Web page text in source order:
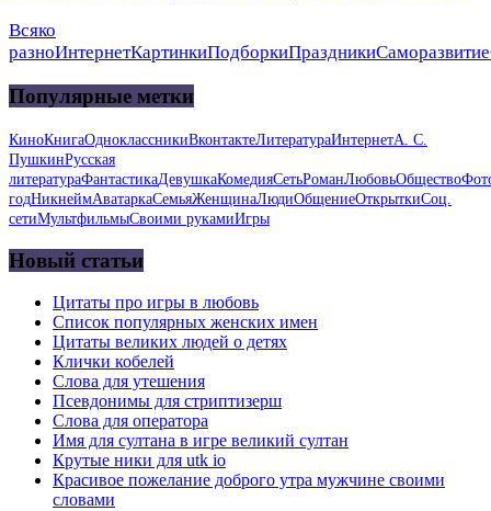
Всяко
разноИнтернетКартинкиПодборкиПраздникиСаморазвитие
Популярные метки
КиноКнигаОдноклассникиВконтактеЛитератураИнтернетА. С.
ПушкинРусская
литератураФантастикаДевушкаКомедияСетьРоманЛюбовьОбщество
годНикнеймАватаркаСемьяЖенщинаЛюдиОбщениеОткрыткиСоц.
сетиМультфильмыСвоими рукамиИгры
Новый статьи
Цитаты про игры в любовь
Список популярных женских имен
Цитаты великих людей о детях
Клички кобелей
Слова для утешения
Псевдонимы для стриптизерш
Слова для оператора
Имя для султана в игре великий султан
Крутые ники для utk io
Красивое пожелание доброго утра мужчине своими
словами